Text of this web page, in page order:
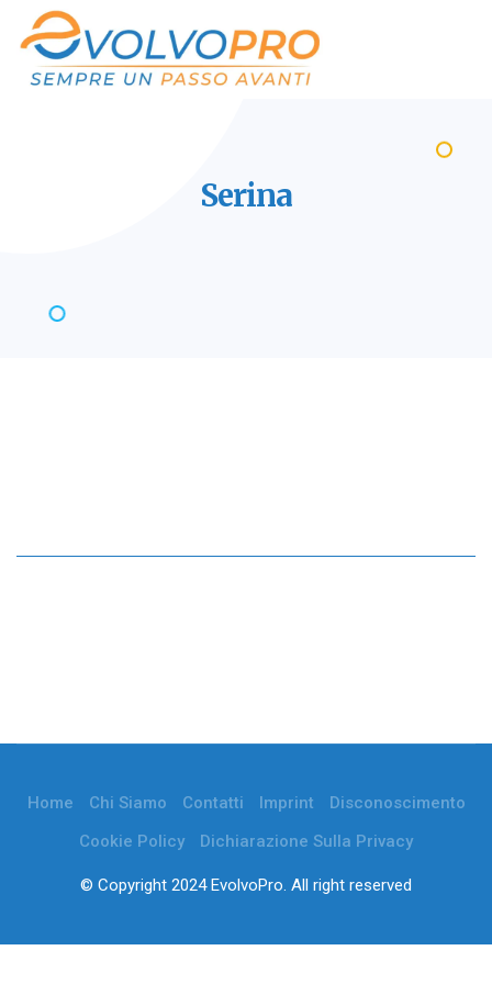
Serina
Home Chi Siamo Contatti Imprint
Disconoscimento
Cookie Policy
Dichiarazione Sulla Privacy
© Copyright 2024 EvolvoPro. All right reserved